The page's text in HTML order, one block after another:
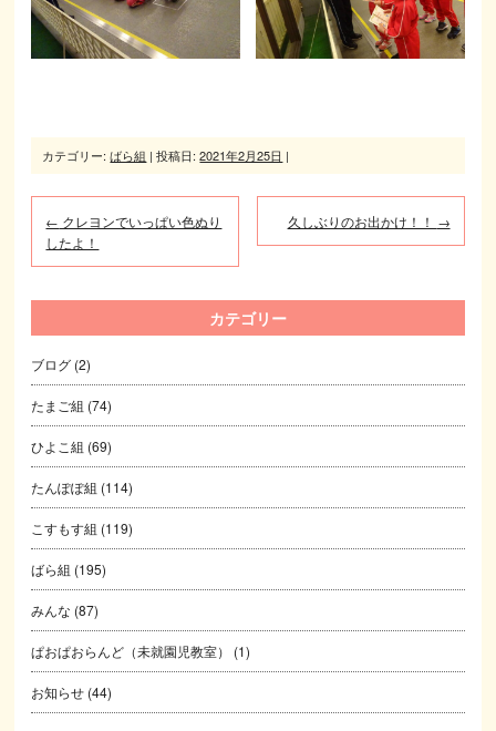
カテゴリー:ばら組 | 投稿日:2021年2月25日 |
← クレヨンでいっぱい色ぬり
したよ！
久しぶりのお出かけ！！ →
カテゴリー
ブログ (2)
たまご組 (74)
ひよこ組 (69)
たんぽぽ組 (114)
こすもす組 (119)
ばら組 (195)
みんな (87)
ぱおぱおらんど（未就園児教室） (1)
お知らせ (44)